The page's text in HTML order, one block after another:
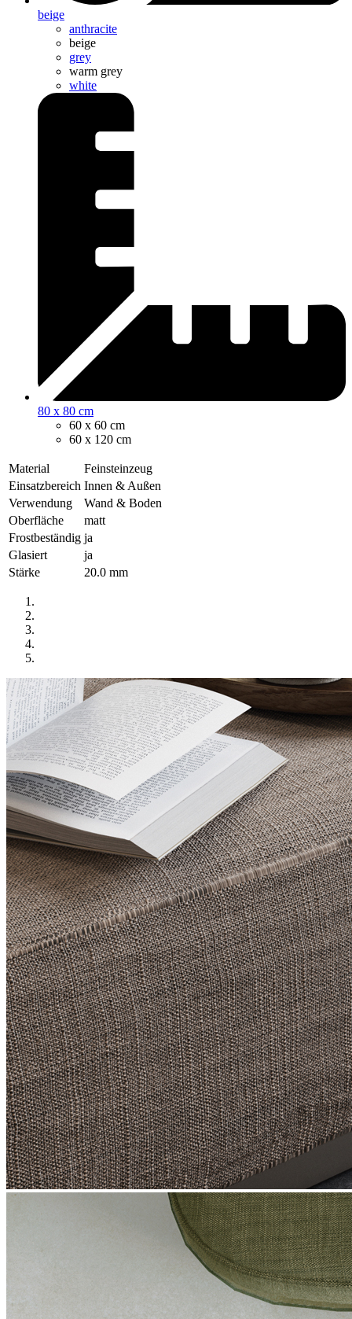
beige
anthracite
beige
grey
warm grey
white
80 x 80 cm
60 x 60 cm
60 x 120 cm
Material
Feinsteinzeug
Einsatzbereich Innen & Außen
Verwendung
Wand & Boden
Oberfläche
matt
Frostbeständig ja
Glasiert
ja
Stärke
20.0 mm